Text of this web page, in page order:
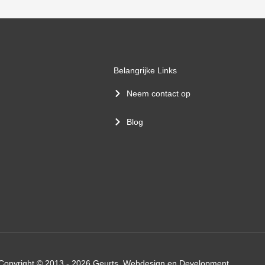
Belangrijke Links
Neem contact op
Blog
© 2013 - 2026 Geurts, Webdesign en Development